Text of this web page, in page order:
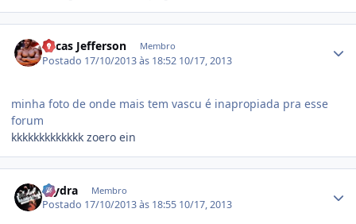
Lucas Jefferson Membro
Postado 17/10/2013 às 18:52 10/17, 2013
minha foto de onde mais tem vascu é inapropiada pra esse
forum
kkkkkkkkkkkkk zoero ein
mydra Membro
Postado 17/10/2013 às 18:55 10/17, 2013